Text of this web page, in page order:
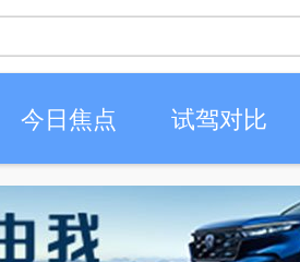
今日焦点 试驾对比